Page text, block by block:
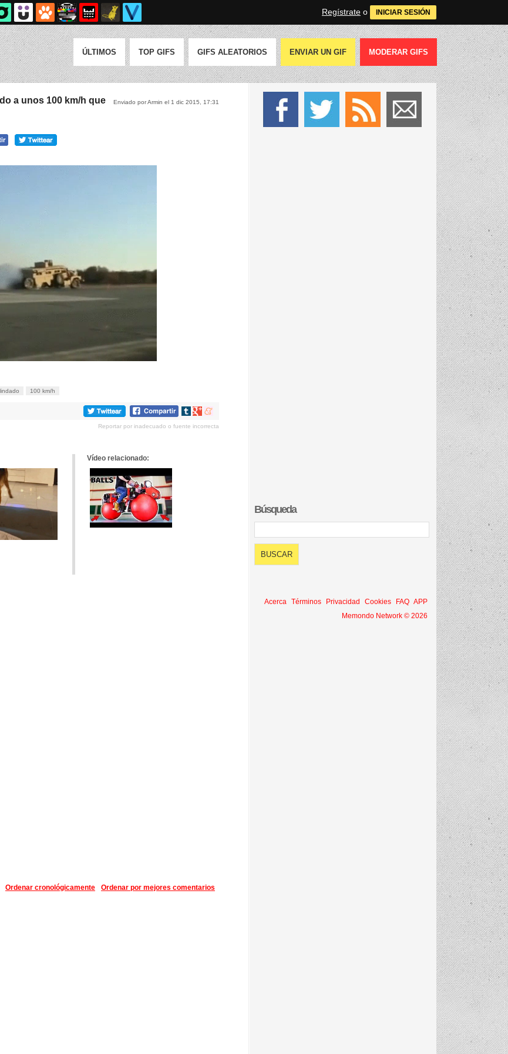
Regístrate o INICIAR SESIÓN
ÚLTIMOS TOP GIFS GIFS ALEATORIOS ENVIAR UN GIF MODERAR GIFS
Enviado por Armin el 1 dic 2015, 17:31
a unos 100 km/h que
100 km/h
Compartir
tumblr
Compartir
Google+
Compartir
meneame
Reportar por inadecuado o fuente incorrecta
Vídeo relacionado:
Ordenar por mejores comentarios
Ordenar cronológicamente
Búsqueda
Acerca Términos Privacidad Cookies FAQ APP
Memondo Network © 2026